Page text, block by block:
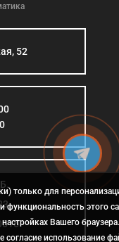
52
только для
функциональность этого
Вашего браузера.
использование